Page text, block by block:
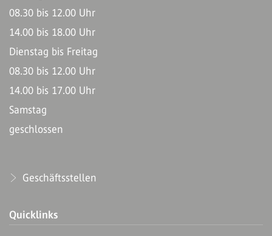
08.30 bis 12.00 Uhr
14.00 bis 18.00 Uhr
Dienstag bis Freitag
08.30 bis 12.00 Uhr
14.00 bis 17.00 Uhr
Samstag
geschlossen
Geschäftsstellen
Quicklinks